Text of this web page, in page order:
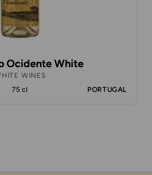
Ocidente White
WINES
75 cl PORTUGAL